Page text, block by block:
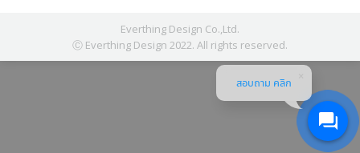
Everthing Design Co.,Ltd.
Ⓒ Everthing Design 2022. All rights reserved.
สอบถาม คลิก